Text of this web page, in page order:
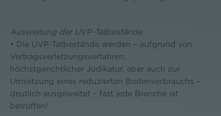
Ausweitung der UVP-Tatbestände
• Die UVP-Tatbestände werden – aufgrund von
Vertragsverletzungsverfahren,
höchstgerichtlicher Judikatur, aber auch zur
Umsetzung eines reduzierten Bodenverbrauchs –
deutlich ausgeweitet – fast jede Branche ist
betroffen!